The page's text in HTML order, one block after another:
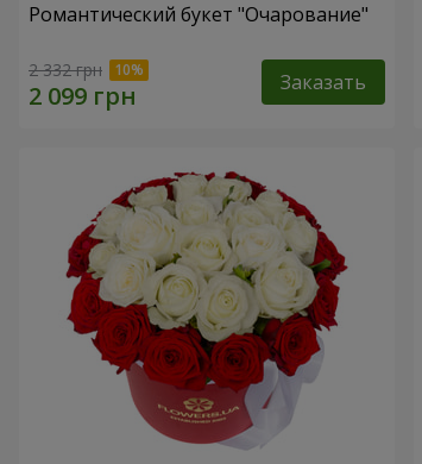
Романтический букет "Очарование"
2 332 грн Заказать